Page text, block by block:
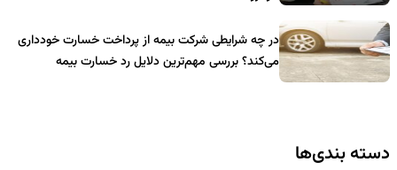
در چه شرایطی شرکت بیمه از پرداخت خسارت خودداری
می‌کند؟ بررسی مهم‌ترین دلایل رد خسارت بیمه
دسته بندی‌ها